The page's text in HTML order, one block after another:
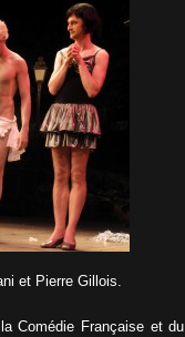
et Pierre Gillois.
Comédie Française et